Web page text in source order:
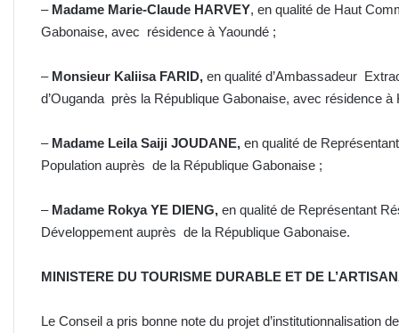
– Madame Marie-Claude HARVEY, en qualité de Haut
Gabonaise, avec résidence à Yaoundé ;
– Monsieur Kaliisa FARID, en qualité d’Ambassadeur
d’Ouganda près la République Gabonaise, avec résidence
– Madame Leila Saiji JOUDANE, en qualité de
Population auprès de la République Gabonaise ;
– Madame Rokya YE DIENG, en qualité de Représentant
Développement auprès de la République Gabonaise.
MINISTERE DU TOURISME DURABLE ET DE
Le Conseil a pris bonne note du projet d’institutionnalisation